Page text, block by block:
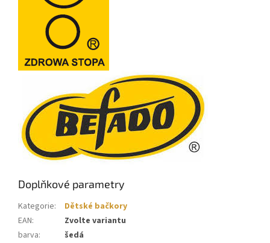
Doplňkové parametry
Kategorie:
Dětské bačkory
EAN:
Zvolte variantu
barva:
šedá